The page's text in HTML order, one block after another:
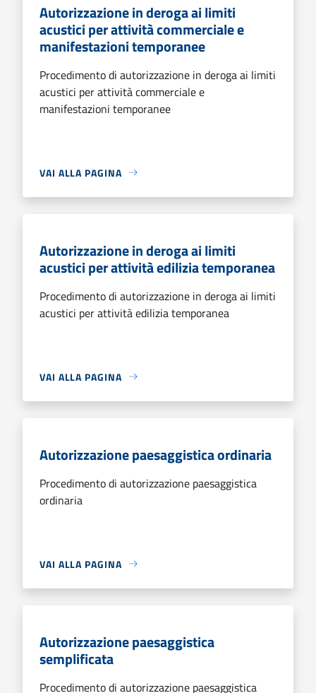
Autorizzazione in deroga ai limiti
acustici per attività commerciale e
manifestazioni temporanee
Procedimento di autorizzazione in deroga ai limiti
acustici per attività commerciale e
manifestazioni temporanee
VAI ALLA PAGINA
Autorizzazione in deroga ai limiti
acustici per attività edilizia temporanea
Procedimento di autorizzazione in deroga ai limiti
acustici per attività edilizia temporanea
VAI ALLA PAGINA
Autorizzazione paesaggistica ordinaria
Procedimento di autorizzazione paesaggistica
ordinaria
VAI ALLA PAGINA
Autorizzazione paesaggistica
semplificata
Procedimento di autorizzazione paesaggistica